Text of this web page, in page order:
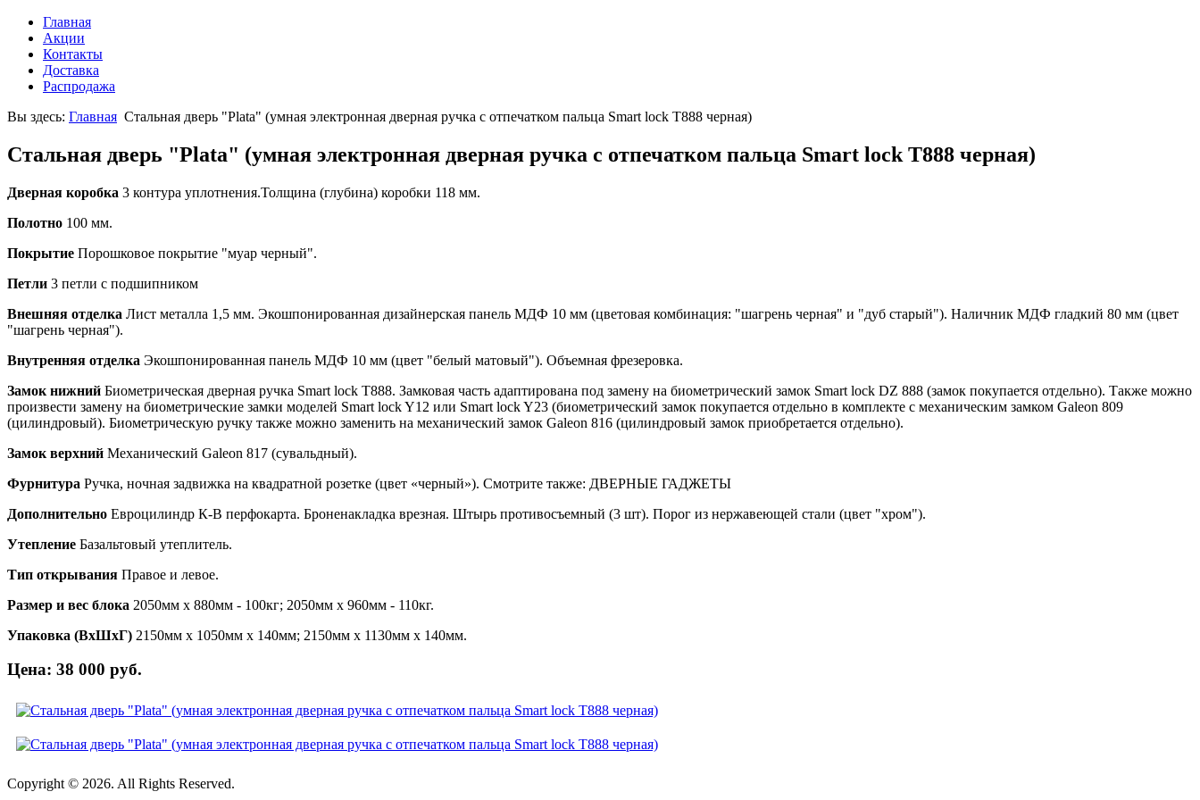
Главная
Акции
Контакты
Доставка
Распродажа
Вы здесь: Главная Стальная дверь "Plata" (умная электронная дверная ручка с отпечатком пальца Smart lock T888 черная)
Стальная дверь "Plata" (умная электронная дверная ручка с отпечатком пальца Smart lock T888 черная)
Дверная коробка 3 контура уплотнения.Толщина (глубина) коробки 118 мм.
Полотно 100 мм.
Покрытие Порошковое покрытие "муар черный".
Петли 3 петли с подшипником
Внешняя отделка Лист металла 1,5 мм. Экошпонированная дизайнерская панель МДФ 10 мм (цветовая комбинация: "шагрень черная" и "дуб старый"). Наличник МДФ гладкий 80 мм (цвет
"шагрень черная").
Внутренняя отделка Экошпонированная панель МДФ 10 мм (цвет "белый матовый"). Объемная фрезеровка.
Замок нижний Биометрическая дверная ручка Smart lock T888. Замковая часть адаптирована под замену на биометрический замок Smart lock DZ 888 (замок покупается отдельно). Также можно
произвести замену на биометрические замки моделей Smart lock Y12 или Smart lock Y23 (биометрический замок покупается отдельно в комплекте с механическим замком Galeon 809
(цилиндровый). Биометрическую ручку также можно заменить на механический замок Galeon 816 (цилиндровый замок приобретается отдельно).
Замок верхний Механический Galeon 817 (сувальдный).
Фурнитура Ручка, ночная задвижка на квадратной розетке (цвет «черный»). Смотрите также: ДВЕРНЫЕ ГАДЖЕТЫ
Дополнительно Евроцилиндр К-В перфокарта. Броненакладка врезная. Штырь противосъемный (3 шт). Порог из нержавеющей стали (цвет "хром").
Утепление Базальтовый утеплитель.
Тип открывания Правое и левое.
Размер и вес блока 2050мм х 880мм - 100кг; 2050мм х 960мм - 110кг.
Упаковка (ВхШхГ) 2150мм х 1050мм х 140мм; 2150мм х 1130мм х 140мм.
Цена: 38 000 руб.
Copyright © 2026. All Rights Reserved.